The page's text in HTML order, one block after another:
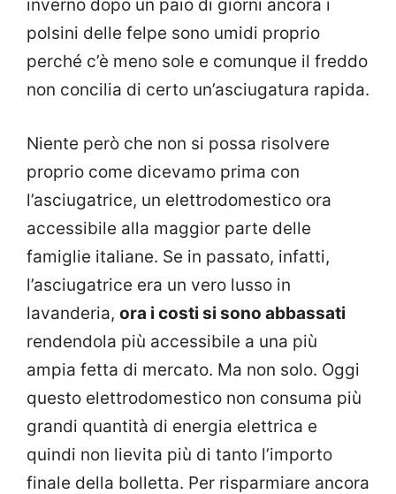
inverno dopo un paio di giorni ancora i
polsini delle felpe sono umidi proprio
perché c’è meno sole e comunque il freddo
non concilia di certo un’asciugatura rapida.
Niente però che non si possa risolvere
proprio come dicevamo prima con
l’asciugatrice, un elettrodomestico ora
accessibile alla maggior parte delle
famiglie italiane. Se in passato, infatti,
l’asciugatrice era un vero lusso in
lavanderia, ora i costi si sono abbassati
rendendola più accessibile a una più
ampia fetta di mercato. Ma non solo. Oggi
questo elettrodomestico non consuma più
grandi quantità di energia elettrica e
quindi non lievita più di tanto l’importo
finale della bolletta. Per risparmiare ancora